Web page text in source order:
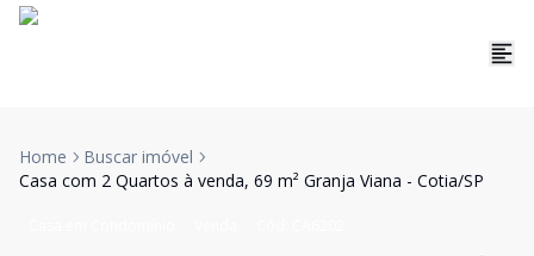
Home
Buscar imóvel
Casa com 2 Quartos à venda, 69 m² Granja Viana - Cotia/SP